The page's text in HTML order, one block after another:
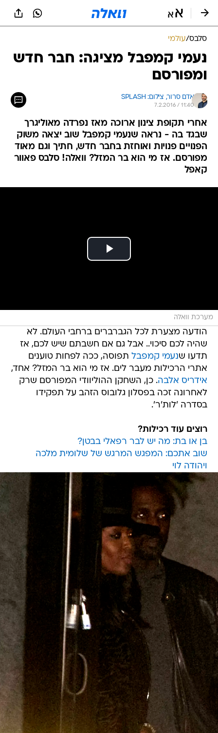
סלבס/עולמי
נעמי קמפבל מציגה: חבר חדש
ומפורסם
אדם סרור, צילום: SPLASH
7.2.2016 / 11:40
אחרי תקופת צינון ארוכה מאז נפרדה מאוליגרך
שבגד בה - נראה שנעמי קמפבל שוב יצאה משוק
הפנויים פנויות ואוחזת בחבר חדש, חתיך וגם מאוד
מפורסם. אז מי הוא בר המזל? וואלה! סלבס פאוור
קאפל
מערכת וואלה
הודעה מצערת לכל הגברברים ברחבי העולם. לא
שהיה לכם סיכוי.. אבל גם אם חשבתם שיש לכם, אז
תדעו שנעמי קמפבל תפוסה, ככה לפחות טוענים
אתרי הרכילות מעבר לים. אז מי הוא בר המזל? אחד,
אידריס אלבה. כן, השחקן ההוליוודי המפורסם שרק
לאחרונה זכה בפסלון גלובוס הזהב על תפקידו
בסדרה 'לות'ר'.
רוצים עוד רכילות?
בן או בת: מה יש לבר רפאלי בבטן?
שוב אתכם: המפגש המרגש של שלומית מלכה
ויהודה לוי